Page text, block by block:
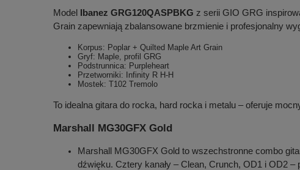
Model Ibanez GRG120QASPBKG z serii GIO GRG
Grain zapewniają zbalansowane brzmienie i profesjonalny
Korpus: Poplar + Quilted Maple Art Grain
Gryf: Maple, profil GRG
Podstrunnica: Purpleheart
Przetworniki: Infinity R H-H
Mostek: T102 Tremolo
To idealna gitara do rocka, hard rocka i metalu – oferuje
Marshall MG30GFX Gold
Marshall MG30GFX Gold to wszechstronne combo
dźwięku. Cztery kanały – Clean, Crunch, OD1 i OD2